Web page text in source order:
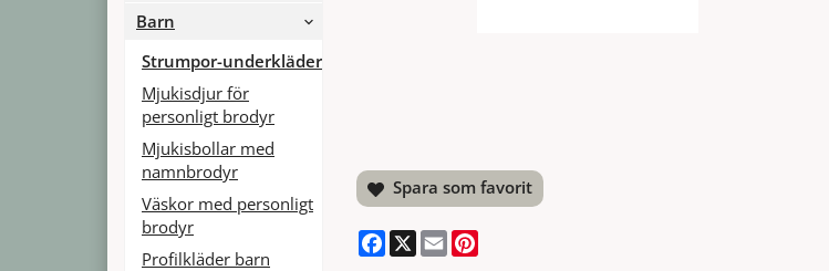
Barn
Strumpor-underkläder
Mjukisdjur för
personligt brodyr
Mjukisbollar med
namnbrodyr
Väskor med personligt
brodyr
Profilkläder barn
Spara som favorit
Facebook
X Email